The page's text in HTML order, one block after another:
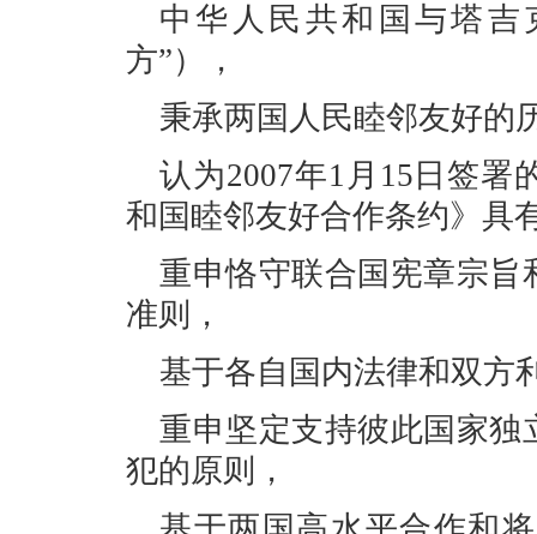
中华人民共和国与塔
方”），
秉承两国人民睦邻友好的
认为2007年1月15日签署
和国睦邻友好合作条约》具
重申恪守联合国宪章宗旨
准则，
基于各自国内法律和双方
重申坚定支持彼此国家独
犯的原则，